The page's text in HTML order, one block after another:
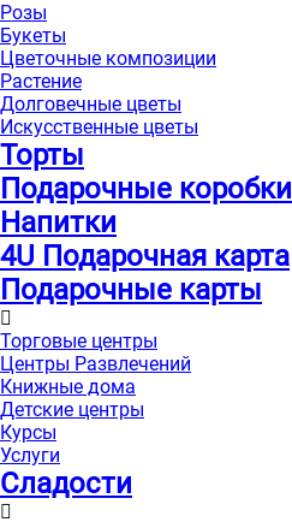
Розы
Букеты
Цветочные композиции
Растение
Долговечные цветы
Искусственные цветы
Торты
Подарочные коробки
Напитки
4U Подарочная карта
Подарочные карты
Торговые центры
Центры Развлечений
Книжные дома
Детские центры
Курсы
Услуги
Сладости